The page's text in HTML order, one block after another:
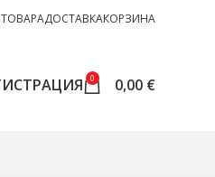
ДОСТАВКАКОРЗИНА
0 0,00 €